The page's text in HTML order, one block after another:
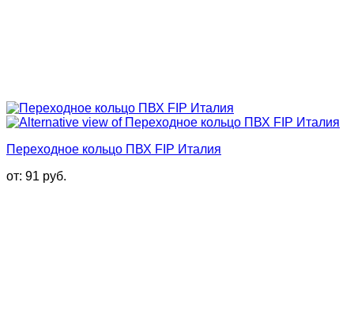
Переходное кольцо ПВХ FIP Италия
от: 91 руб.